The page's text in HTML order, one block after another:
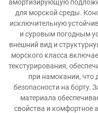
амортизирующую
для морской среды.
исключительную
и суровым погодным
внешний вид и
морского класса
текстурирования,
при намокании, что
безопасности на борту.
материала
свойства и комфортное